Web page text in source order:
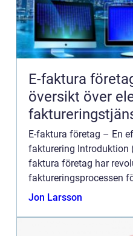
E-faktura
översikt över
E-faktura företag – En
fakturering Introduktion
faktura företag har
faktureringsprocessen
världen. Genom att
Jon Larsson